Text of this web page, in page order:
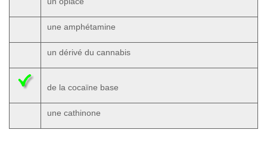
une amphétamine
un dérivé du cannabis
de la cocaïne base
une cathinone